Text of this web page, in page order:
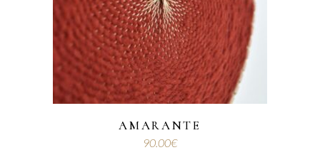
AMARANTE
90.00€